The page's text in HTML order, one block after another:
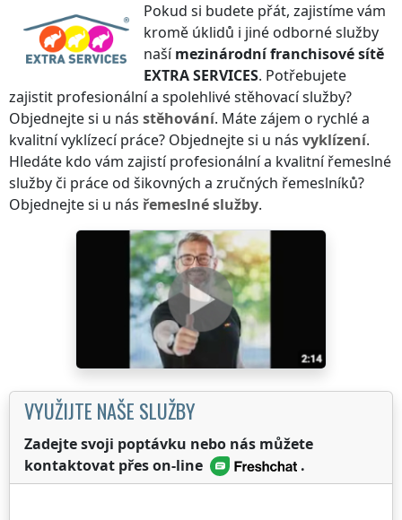
Pokud si budete přát, zajistíme vám
kromě úklidů i jiné odborné služby
našímezinárodní franchisové sítě
EXTRA SERVICES. Potřebujete
zajistit profesionální a spolehlivé stěhovací služby?
Objednejte si u nás stěhování. Máte zájem o rychlé a
kvalitní vyklízecí práce? Objednejte si u nás vyklízení.
Hledáte kdo vám zajistí profesionální a kvalitní řemeslné
služby či práce od šikovných a zručných řemeslníků?
Objednejte si u nás řemeslné služby.
VYUŽIJTE NAŠE SLUŽBY
Zadejte svoji poptávku nebo nás můžete
kontaktovat přes on-line
.